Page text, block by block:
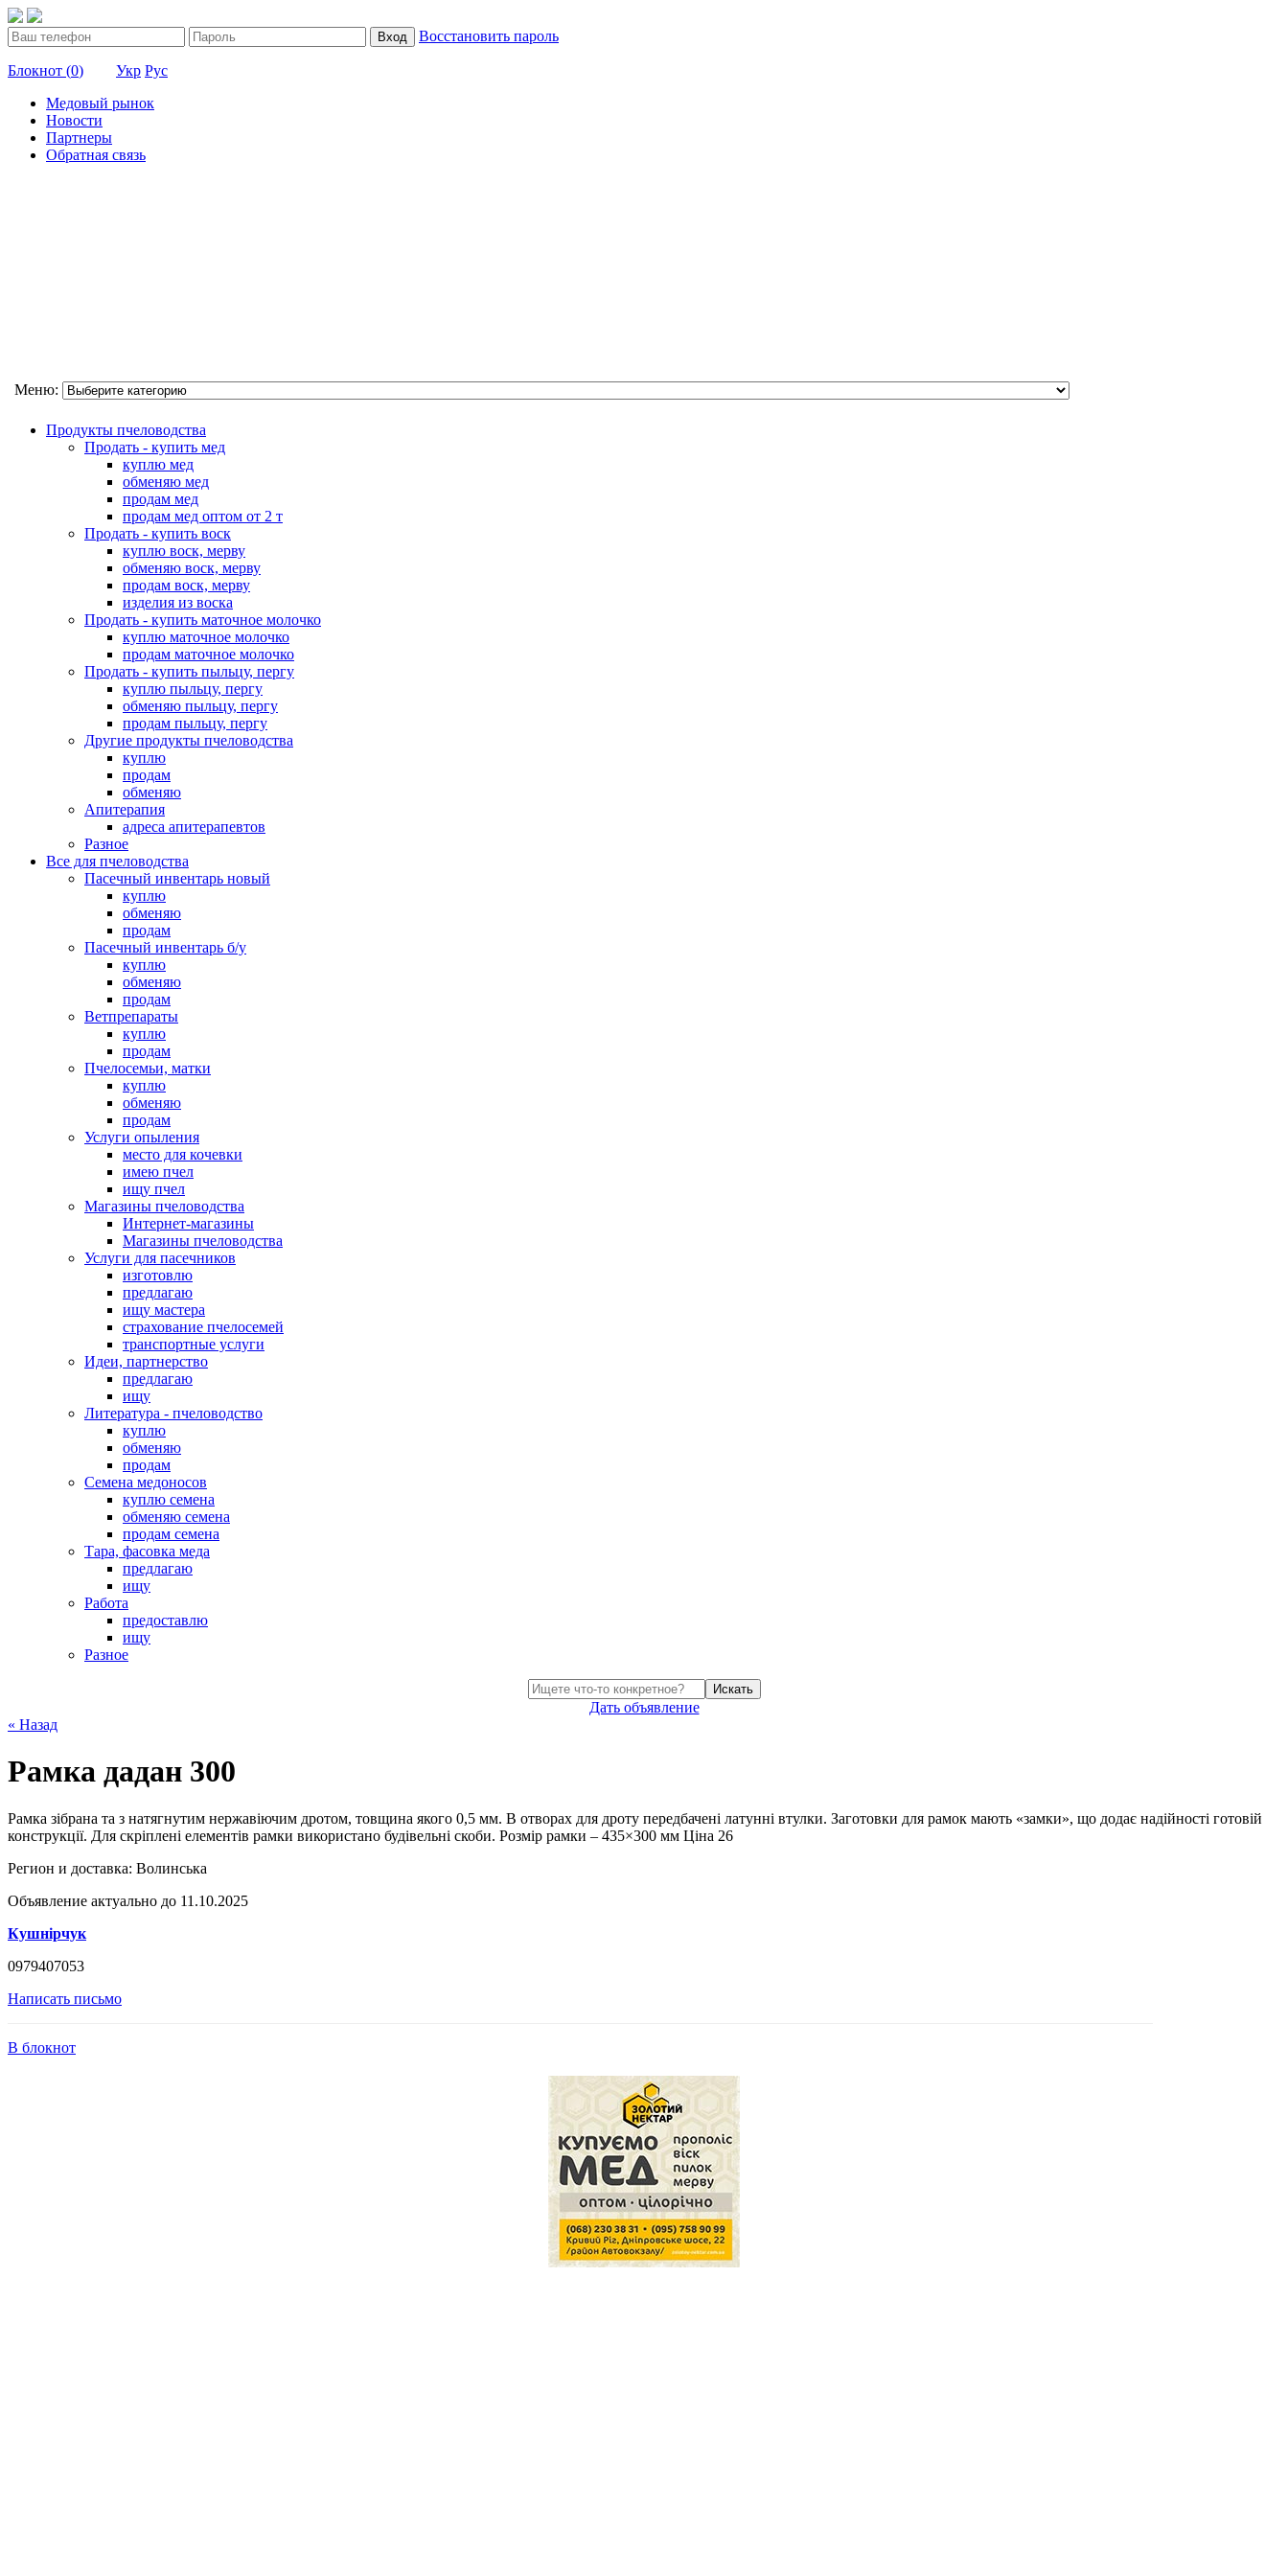
Вход Восстановить пароль
Блокнот (0) Укр Рус
Медовый рынок
Новости
Партнеры
Обратная связь
Меню:
Продукты пчеловодства
Продать - купить мед
куплю мед
обменяю мед
продам мед
продам мед оптом от 2 т
Продать - купить воск
куплю воск, мерву
обменяю воск, мерву
продам воск, мерву
изделия из воска
Продать - купить маточное молочко
куплю маточное молочко
продам маточное молочко
Продать - купить пыльцу, пергу
куплю пыльцу, пергу
обменяю пыльцу, пергу
продам пыльцу, пергу
Другие продукты пчеловодства
куплю
продам
обменяю
Апитерапия
адреса апитерапевтов
Разное
Все для пчеловодства
Пасечный инвентарь новый
куплю
обменяю
продам
Пасечный инвентарь б/у
куплю
обменяю
продам
Ветпрепараты
куплю
продам
Пчелосемьи, матки
куплю
обменяю
продам
Услуги опыления
место для кочевки
имею пчел
ищу пчел
Магазины пчеловодства
Интернет-магазины
Магазины пчеловодства
Услуги для пасечников
изготовлю
предлагаю
ищу мастера
страхование пчелосемей
транспортные услуги
Идеи, партнерство
предлагаю
ищу
Литература - пчеловодство
куплю
обменяю
продам
Семена медоносов
куплю семена
обменяю семена
продам семена
Тара, фасовка меда
предлагаю
ищу
Работа
предоставлю
ищу
Разное
Искать
Дать объявление
« Назад
Рамка дадан 300
Рамка зібрана та з натягнутим нержавіючим дротом, товщина якого 0,5 мм. В отворах для дроту передбачені латунні втулки. Заготовки для рамок мають «замки», що додає надійності готовій
конструкції. Для скріплені елементів рамки використано будівельні скоби. Розмір рамки – 435×300 мм Ціна 26
Регион и доставка: Волинська
Объявление актуально до 11.10.2025
Кушнірчук
0979407053
Написать письмо
В блокнот